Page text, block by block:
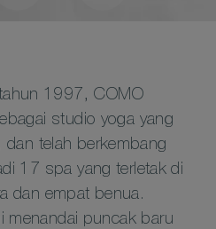
1997, COMO
studio yoga yang
dan telah berkembang
17 spa yang terletak di
dan empat benua.
menandai puncak baru